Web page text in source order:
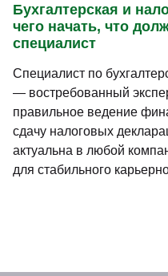
Бухгалтерская и
чего начать, что
специалист
Специалист по
— востребованный
правильное ведение
сдачу налоговых
актуальна в любой
для стабильного